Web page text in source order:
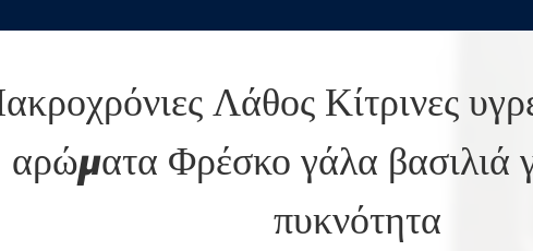
Λάθος Κίτρινες
αρώματα Φρέσκο γάλα βασιλιά
πυκνότητα